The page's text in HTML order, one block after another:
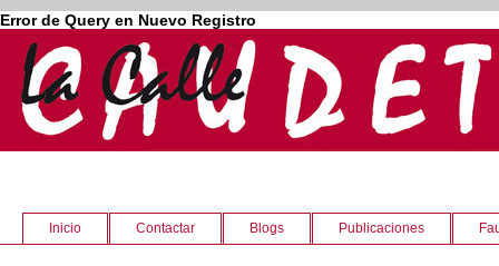
Error de Query en Nuevo Registro
Inicio Contactar Blogs Publicaciones